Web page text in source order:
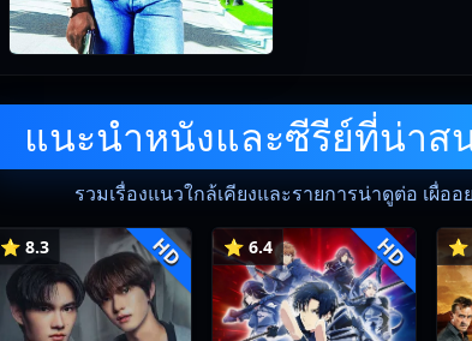
แนะนำหนังและซีรีย์ที่น่าส
รวมเรื่องแนวใกล้เคียงและรายการน่าดูต่อ เผื่
⭐ 8.3 HD ⭐ 6.4 HD ⭐